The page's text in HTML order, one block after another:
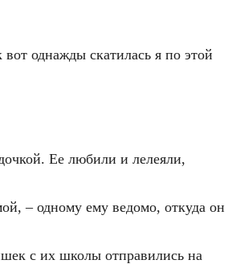
однажды скатилась я по этой
Ее любили и лелеяли,
– одному ему ведомо, откуда он
с их школы отправились на